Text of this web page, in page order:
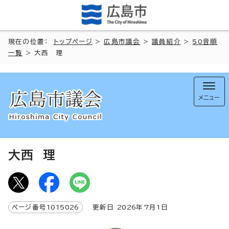
現在の位置： トップページ >広島市議会 >議員紹介 > 50音順
一覧
> 大西 理
メニュー
大西 理
ページ番号 1015026 更新日 2026年7月1日